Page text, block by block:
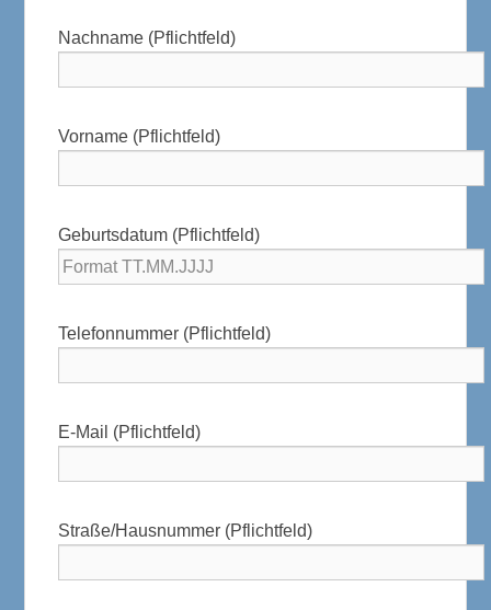
Nachname (Pflichtfeld)
Vorname (Pflichtfeld)
Geburtsdatum (Pflichtfeld)
Telefonnummer (Pflichtfeld)
E-Mail (Pflichtfeld)
Straße/Hausnummer (Pflichtfeld)